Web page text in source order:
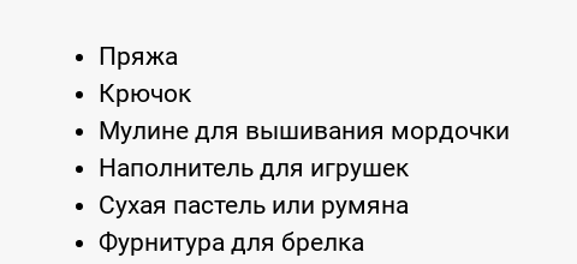
Пряжа
Крючок
Мулине для вышивания мордочки
Наполнитель для игрушек
Сухая пастель или румяна
Фурнитура для брелка